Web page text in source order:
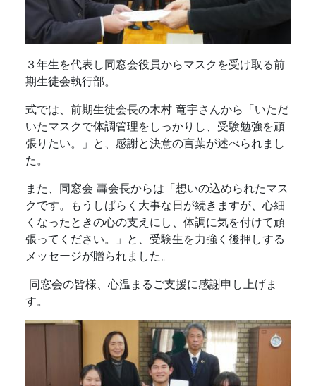
３年生を代表し同窓会役員からマスクを受け取る前
期生徒会執行部。
式では、前期生徒会長の木村 竜宇さんから「いただ
いたマスクで体調管理をしっかりし、受験勉強を頑
張りたい。」と、感謝と決意の言葉が述べられまし
た。
また、同窓会 轟会長からは「想いの込められたマス
クです。もうしばらく大事な日が続きますが、心細
くなったときの心の支えにし、体調に気を付けて頑
張ってください。」と、受験生を力強く後押しする
メッセージが贈られました。
同窓会の皆様、心温まるご支援に感謝申し上げま
す。